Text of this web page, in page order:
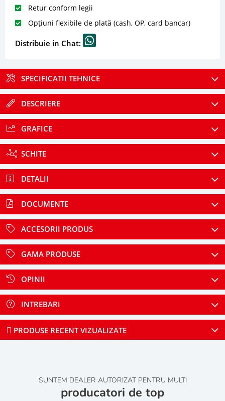
Retur conform legii
Opțiuni flexibile de plată (cash, OP, card bancar)
Distribuie in Chat:
SPECIFICATII TEHNICE
DESCRIERE
GRAFICE
SCHITE
DETALII
DOCUMENTE
ACCESORII PRODUS
GAMA PRODUSE
OPINII
INTREBARI
PRODUSE RECENT VIZUALIZATE
SUNTEM DEALER AUTORIZAT PENTRU MULTI
producatori de top